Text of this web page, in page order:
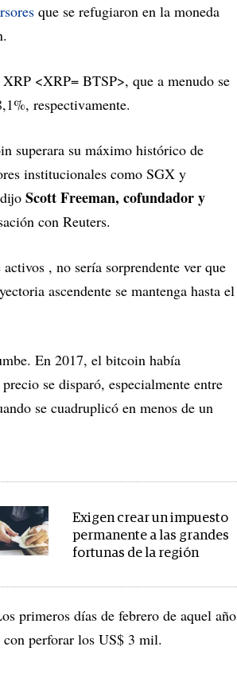
que se refugiaron en la moneda
<XRP= BTSP>, que a menudo se
respectivamente.
superara su máximo histórico de
institucionales como SGX y
Scott Freeman, cofundador y
con Reuters.
, no sería sorprendente ver que
ascendente se mantenga hasta el
En 2017, el bitcoin había
se disparó, especialmente entre
se cuadruplicó en menos de un
Exigen crear un impuesto
permanente a las grandes
fortunas de la región
primeros días de febrero de aquel año
perforar los US$ 3 mil.